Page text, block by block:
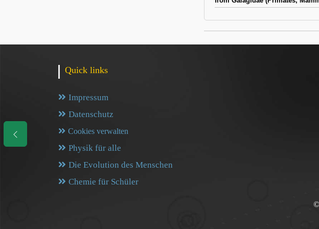
Quick links
Impressum
Datenschutz
Cookies verwalten
Physik für alle
Die Evolution des Menschen
Chemie für Schüler
©